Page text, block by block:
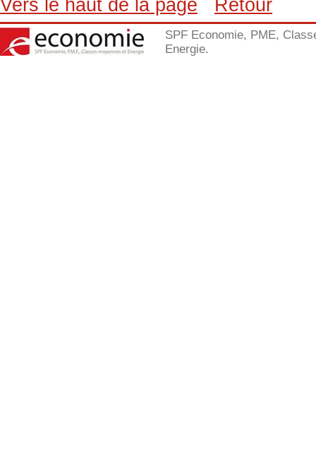
Vers le haut de la page Retour
SPF Economie, PME,
Energie.